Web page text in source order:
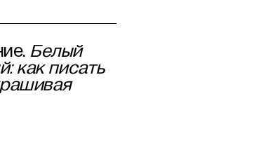
Белый
как писать